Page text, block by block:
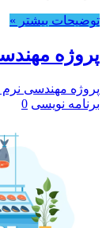
توضیحات بیشتر »
پروژه
پروژه مهندسی نرم
برنامه نویسی 0